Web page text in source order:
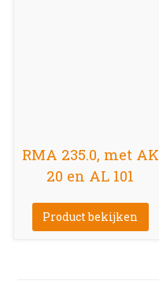
RMA 235.0, met AK
20 en AL 101
Product bekijken